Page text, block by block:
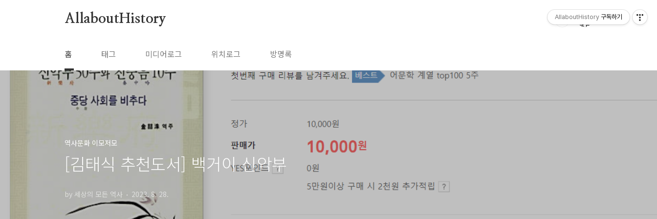
AllaboutHistory
홈 태그 미디어로그 위치로그 방명록
역사문화 이모저모
[김태식 추천도서] 백거이 신악부
by 세상의 모든 역사 2023. 8. 28.
AllaboutHistory 구독하기